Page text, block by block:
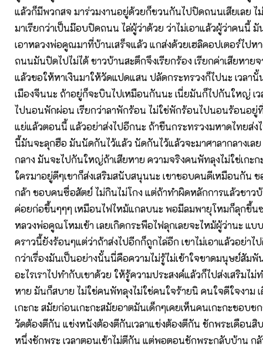
แล้วก็มีพวกสจ มาร่วมงานอยู่ด้วยก็ชวนกันไปปิดถนนเสียเลย ไ
มาเรียกว่าเป็นม๊อบปิดถนน ไล่ผู้ว่าด้วย ว่าไม่เอาแล้วผู้ว่าคนนี้
เอาหลวงพ่อคูณมาที่บ้านเสร็จแล้ว แกส่งด้วยเฮลิคอปเตอร์ไปห
ถนนมันปิดไปไม่ได้ ชาวบ้านสะตึกจึงเรียกร้อง เรียกค่าเสียหาย
แล้วขอให้หาเงินมาให้วัดแปดแสน ปลัดกระทรวงก็ไปนะ เวลา
เมืองจีนนะ ถ้าอยู่ก็จะบินไปเหมือนกันนะ เนี่ยมันก็ไปกันใหญ่ เ
ไปนอนพักผ่อน เรียกว่าลาพักร้อน ไม่ใช่พักร้อนไปนอนร้อนอยู่
แย่แล้วตอนนี้ แล้วอย่าส่งไปอีกนะ ถ้าขืนกระทรวงมหาดไทยส่ง
นี้มันจะลุกฮือ มันนัดกันไว้แล้ว นัดกันไว้แล้วจะมาศาลากลางเล
กลาง มันจะไปกันใหญ่ถ้าเสียหาย ความจริงคนพัทลุงไม่ใช่เกะก
ใครมาอยู่ดีๆเขาก็ส่งเสริมสนับสนุนนะ เขาชอบคนดีเหมือนกัน
กล้า ชอบคนซื่อสัตย์ ไม่กินไม่โกง แต่ถ้าทำผิดหลักการแล้วชาว
ค่อยก่อขึ้นๆๆๆ เหมือนไฟไหม้แกลบนะ พอมีลมพายุโหมก็ลุกขึ้
หลวงพ่อคูณโหมเข้า เลยเกิดกระพือไฟลุกเลยจะไหม้ผู้ว่านะ แบ
คราวนี้ยังร้อนๆแต่ว่าถ้าส่งไปอีกก็ถูกไล่อีก เขาไม่เอาแล้วอย่าไ
กว่าเรื่องมันเป็นอย่างนั้นนี่คือความไม่รู้ไม่เข้าใจขาดมนุษย์สัมพั
อะไรเราไปทำกับเขาด้วย ให้รู้ความประสงค์แล้วก็ไปส่งเสริมไม่
หาย มันก็สบาย ไม่ใช่คนพัทลุงไม่ใช่คนใจร้ายนิ คนใจดีใจงาม
เกะกะ สมัยก่อนเกะกะสมัยอาตมันเด็กๆเคยเห็นคนเกะกะชอบ
วัดต้องตีกัน แข่งหนังต้องตีกันเวลาแข่งต้องตีกัน ชักพระเดือนสิ
หนึ่งชักพระ เวลาตอนเช้าไม่ตีกัน แต่พอตอนชักพระกลับบ้าน ก